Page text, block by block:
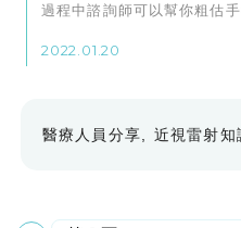
過程中諮詢師可以幫你粗估
2022.01.20
醫療人員分享 近視雷射知